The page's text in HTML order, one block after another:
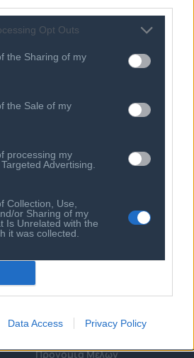
Opt Outs
the Sharing of my
the Sale of my
processing my
Advertising.
Collection, Use,
or Sharing of my
Is Unrelated with the
it was collected.
Data Access Privacy Policy
σχέδιο χρηματοδότησης
06 ΑΥΓ 2026
Τα μεγαλύτερα bulkers «πιλότοι» των
ναύλων
Εγγραφή Νέου Μέλους
Προνόμια Μελών